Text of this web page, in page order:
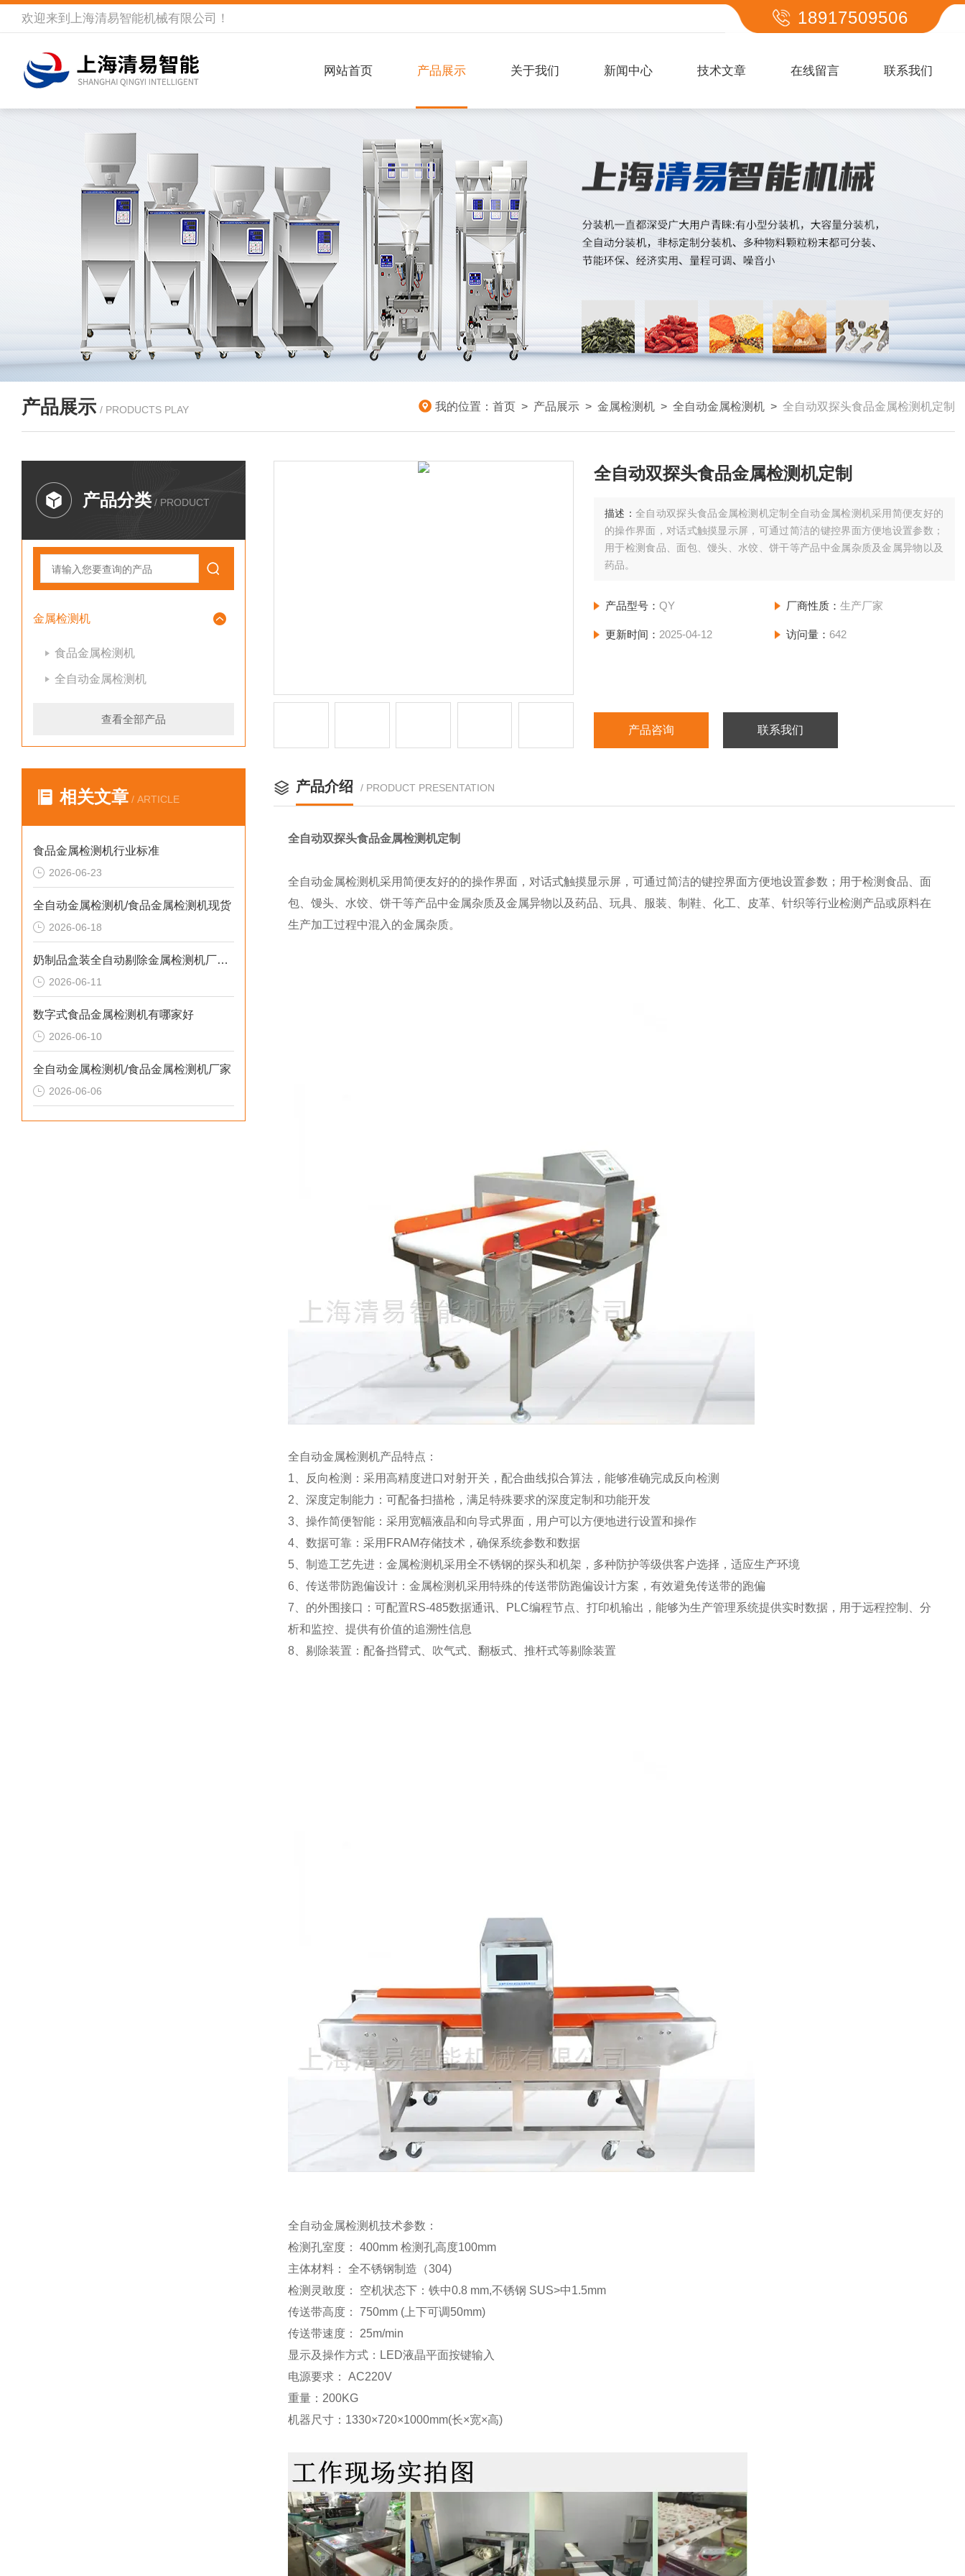
欢迎来到 上海清易智能机械有限公司 ！ 18917509506
网站首页 产品展示 关于我们 新闻中心 技术文章 在线留言 联系我们
产品展示 / PRODUCTS PLAY 我的位置： 首页 > 产品展示 > 金属检测机 > 全自动金属检测机 > 全自动双探头食品金属检测机定制
产品分类 / PRODUCT
金属检测机
食品金属检测机
全自动金属检测机
查看全部产品
相关文章 / ARTICLE
食品金属检测机行业标准
2026-06-23
全自动金属检测机/食品金属检测机现货
2026-06-18
奶制品盒装全自动剔除金属检测机厂家生产
2026-06-11
数字式食品金属检测机有哪家好
2026-06-10
全自动金属检测机/食品金属检测机厂家
2026-06-06
全自动双探头食品金属检测机定制
描述：全自动双探头食品金属检测机定制全自动金属检测机采用简便友好的
的操作界面，对话式触摸显示屏，可通过简洁的键控界面方便地设置参数；
用于检测食品、面包、馒头、水饺、饼干等产品中金属杂质及金属异物以及
药品。
产品型号：QY 厂商性质： 生产厂家
更新时间： 2025-04-12 访问量： 642
产品咨询 联系我们
产品介绍 / PRODUCT PRESENTATION
全自动双探头食品金属检测机定制
全自动金属检测机采用简便友好的的操作界面，对话式触摸显示屏，可通过简洁的键控界面方便地设置参数；用于检测食品、面
包、馒头、水饺、饼干等产品中金属杂质及金属异物以及药品、玩具、服装、制鞋、化工、皮革、针织等行业检测产品或原料在
生产加工过程中混入的金属杂质。
全自动金属检测机产品特点：
1、反向检测：采用高精度进口对射开关，配合曲线拟合算法，能够准确完成反向检测
2、深度定制能力：可配备扫描枪，满足特殊要求的深度定制和功能开发
3、操作简便智能：采用宽幅液晶和向导式界面，用户可以方便地进行设置和操作
4、数据可靠：采用FRAM存储技术，确保系统参数和数据
5、制造工艺先进：金属检测机采用全不锈钢的探头和机架，多种防护等级供客户选择，适应生产环境
6、传送带防跑偏设计：金属检测机采用特殊的传送带防跑偏设计方案，有效避免传送带的跑偏
7、的外围接口：可配置RS-485数据通讯、PLC编程节点、打印机输出，能够为生产管理系统提供实时数据，用于远程控制、分
析和监控、提供有价值的追溯性信息
8、剔除装置：配备挡臂式、吹气式、翻板式、推杆式等剔除装置
全自动金属检测机技术参数：
检测孔室度： 400mm 检测孔高度100mm
主体材料： 全不锈钢制造（304)
检测灵敢度： 空机状态下：铁中0.8 mm,不锈钢 SUS>中1.5mm
传送带高度： 750mm (上下可调50mm)
传送带速度： 25m/min
显示及操作方式：LED液晶平面按键输入
电源要求： AC220V
重量：200KG
机器尺寸：1330×720×1000mm(长×宽×高)